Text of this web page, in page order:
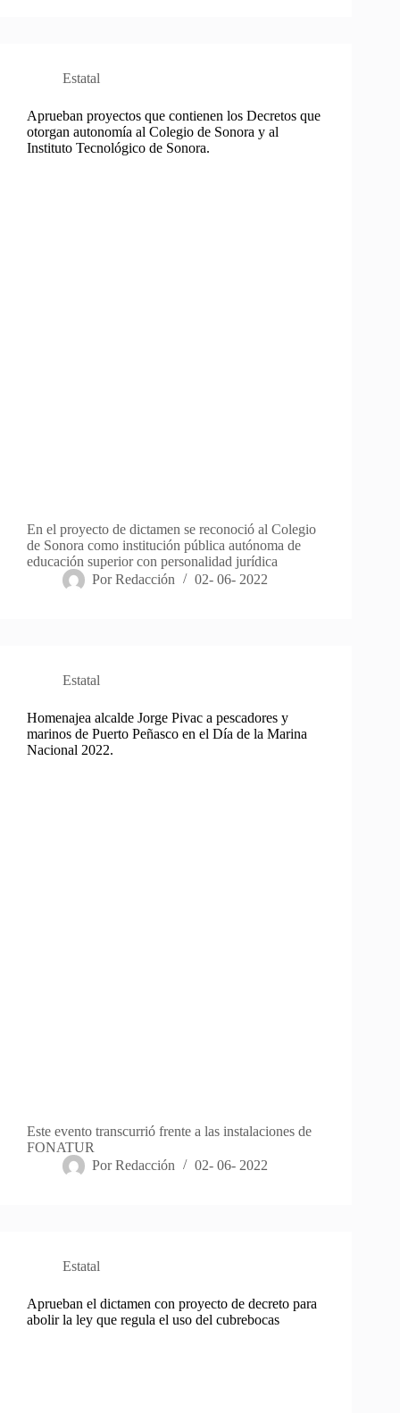
Estatal
Aprueban proyectos que contienen los Decretos que
otorgan autonomía al Colegio de Sonora y al
Instituto Tecnológico de Sonora.
En el proyecto de dictamen se reconoció al Colegio
de Sonora como institución pública autónoma de
educación superior con personalidad jurídica
Por Redacción 02- 06- 2022
Estatal
Homenajea alcalde Jorge Pivac a pescadores y
marinos de Puerto Peñasco en el Día de la Marina
Nacional 2022.
Este evento transcurrió frente a las instalaciones de
FONATUR
Por Redacción 02- 06- 2022
Estatal
Aprueban el dictamen con proyecto de decreto para
abolir la ley que regula el uso del cubrebocas